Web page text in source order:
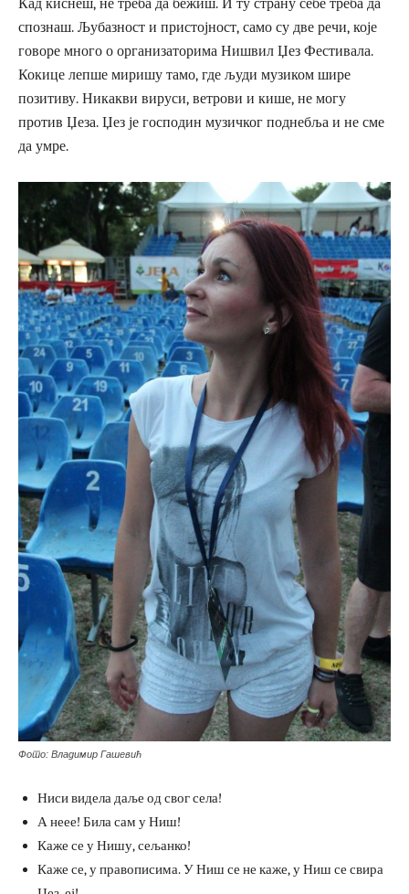
Кад киснеш, не треба да бежиш. И ту страну себе треба да
спознаш. Љубазност и пристојност, само су две речи, које
говоре много о организаторима Нишвил Џез Фестивала.
Кокице лепше миришу тамо, где људи музиком шире
позитиву. Никакви вируси, ветрови и кише, не могу
против Џеза. Џез је господин музичког поднебља и не сме
да умре.
Фото: Владимир Гашевић
Ниси видела даље од свог села!
А неее! Била сам у Ниш!
Каже се у Нишу, сељанко!
Каже се, у правописима. У Ниш се не каже, у Ниш се свира